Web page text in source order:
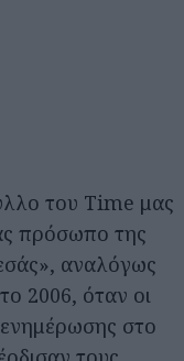
του Time μας
πρόσωπο της
αναλόγως
2006, όταν οι
στο